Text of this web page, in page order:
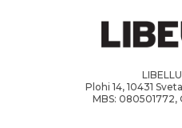
Plohi 14, 10431
MBS: 080501772,